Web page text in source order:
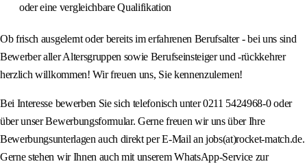
oder eine vergleichbare Qualifikation
Ob frisch ausgelernt oder bereits im erfahrenen Berufsalter - bei uns sind
Bewerber aller Altersgruppen sowie Berufseinsteiger und -rückkehrer
herzlich willkommen! Wir freuen uns, Sie kennenzulernen!
Bei Interesse bewerben Sie sich telefonisch unter 0211 5424968-0 oder
über unser Bewerbungsformular. Gerne freuen wir uns über Ihre
Bewerbungsunterlagen auch direkt per E‑Mail an jobs(at)rocket-match.de.
Gerne stehen wir Ihnen auch mit unserem WhatsApp‑Service zur